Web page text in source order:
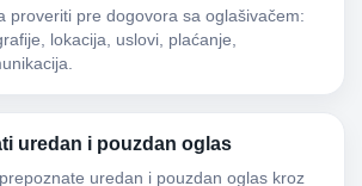
proveriti pre dogovora sa oglašivačem:
lokacija, uslovi, plaćanje,
uredan i pouzdan oglas
uredan i pouzdan oglas kroz